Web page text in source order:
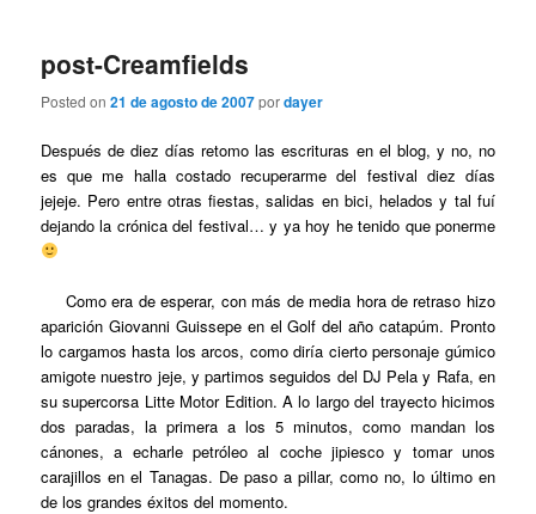
post-Creamfields
Posted on21 de agosto de 2007pordayer
Después de diez días retomo las escrituras en el blog, y no, no
es que me halla costado recuperarme del festival diez días
jejeje. Pero entre otras fiestas, salidas en bici, helados y tal fuí
dejando la crónica del festival… y ya hoy he tenido que ponerme
Como era de esperar, con más de media hora de retraso hizo
aparición Giovanni Guissepe en el Golf del año catapúm. Pronto
lo cargamos hasta los arcos, como diría cierto personaje gúmico
amigote nuestro jeje, y partimos seguidos del DJ Pela y Rafa, en
su supercorsa Litte Motor Edition. A lo largo del trayecto hicimos
dos paradas, la primera a los 5 minutos, como mandan los
cánones, a echarle petróleo al coche jipiesco y tomar unos
carajillos en el Tanagas. De paso a pillar, como no, lo último en
de los grandes éxitos del momento.